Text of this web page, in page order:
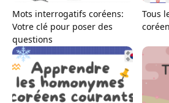
Mots interrogatifs coréens:
Votre clé pour poser des
questions
Tous